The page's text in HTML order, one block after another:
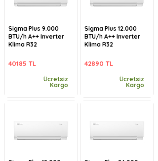
Sigma Plus 9.000
BTU/h A++ Inverter
Klima R32
40185 TL
Ücretsiz
Kargo
Sigma Plus 12.000
BTU/h A++ Inverter
Klima R32
42890 TL
Ücretsiz
Kargo